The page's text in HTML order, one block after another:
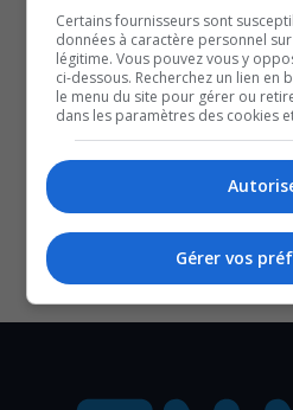
Vaste opération policière de
sexuelle des enfants sur
Incendie mortel sur le chemin
SOUTENIR NOS MÉDIAS,
CULTURE ET
Certains fournisseurs sont
données à caractère personnel
légitime. Vous pouvez vous y
ci-dessous. Recherchez un lien en
le menu du site pour gérer ou
dans les paramètres des cookies
Gérer vos